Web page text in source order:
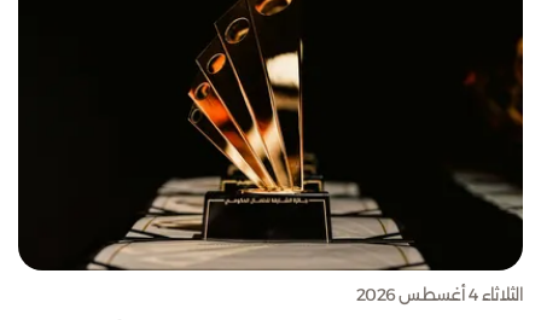
الثلاثاء 4 أغسطس 2026